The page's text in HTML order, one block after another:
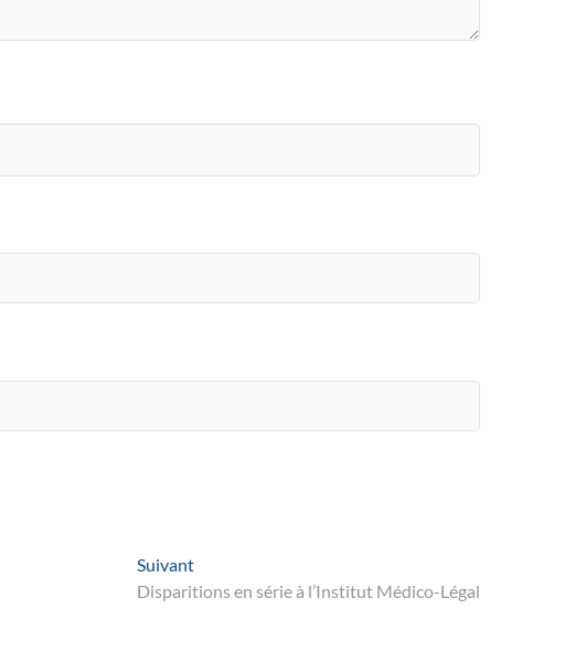
SuivantSuivant
post:
Disparitions en série à l’Institut Médico-Légal